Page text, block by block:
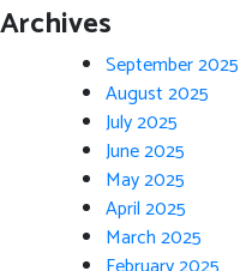
Archives
September 2025
August 2025
July 2025
June 2025
May 2025
April 2025
March 2025